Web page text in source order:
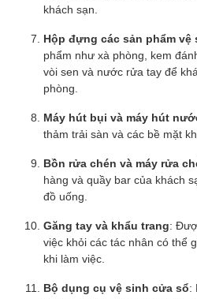
khách sạn.
Hộp đựng các sản phẩm vệ
phẩm như xà phòng, kem
vòi sen và nước rửa tay để
phòng.
Máy hút bụi và máy hút
thảm trải sàn và các bề mặt
Bồn rửa chén và máy rửa
hàng và quầy bar của khách
đồ uống.
Găng tay và khẩu trang:
việc khỏi các tác nhân có thể
khi làm việc.
Bộ dụng cụ vệ sinh cửa sổ: